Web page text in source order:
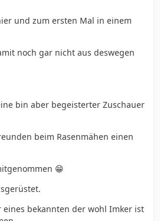
und zum ersten Mal in einem
noch gar nicht aus deswegen
bin aber begeisterter Zuschauer
beim Rasenmähen einen
😁
eines bekannten der wohl Imker ist